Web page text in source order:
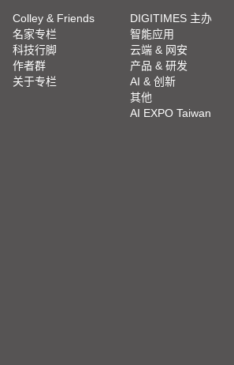
Colley & Friends
名家专栏
科技行脚
作者群
关于专栏
DIGITIMES 主办
智能应用
云端 & 网安
产品 & 研发
AI & 创新
其他
AI EXPO Taiwan